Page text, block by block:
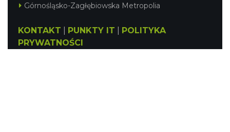
Górnośląsko-Zagłębiowska Metropolia
KONTAKT PUNKTY IT
POLITYKA
PRYWATNOŚCI